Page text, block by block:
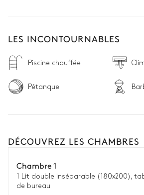
LES INCONTOURNABLES
Piscine chauffée
Pétanque
DÉCOUVREZ LES CHAMBRES
Chambre 1
1 Lit double inséparable (180x200),
de bureau